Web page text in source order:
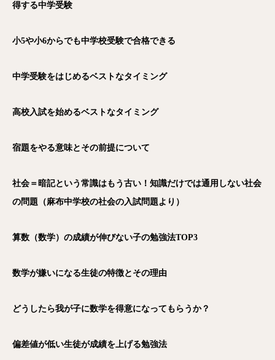
得する中学受験
小5や小6からでも中学校受験で合格できる
中学受験をはじめるベストなタイミング
高校入試を始めるベストなタイミング
宿題をやる意味とその前提について
社会＝暗記という常識はもう古い！知識だけでは通用しない社会
の問題（麻布中学校の社会の入試問題より）
算数（数学）の成績が伸びない子の勉強法TOP3
数学が嫌いになる生徒の特徴とその理由
どうしたら我が子に数学を得意になってもらうか？
偏差値が低い生徒が成績を上げる勉強法